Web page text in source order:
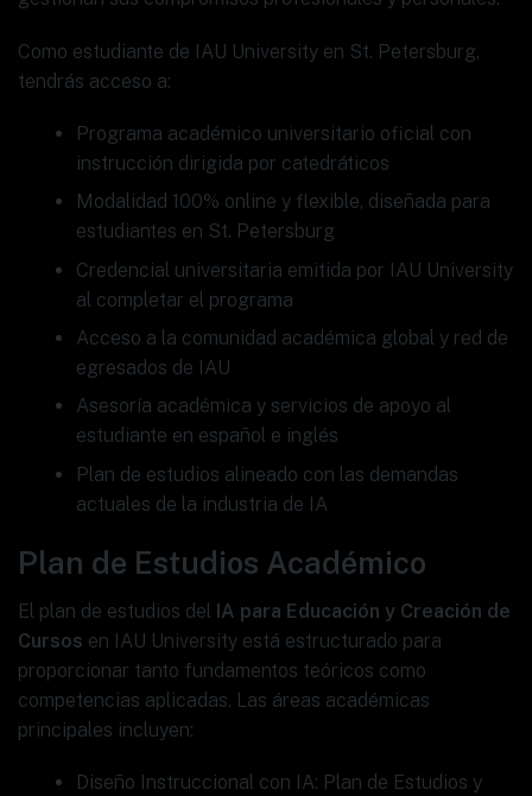
Como estudiante de IAU University en St. Petersburg,
tendrás acceso a:
Programa académico universitario oficial con
instrucción dirigida por catedráticos
Modalidad 100% online y flexible, diseñada para
estudiantes en St. Petersburg
Credencial universitaria emitida por IAU University
al completar el programa
Acceso a la comunidad académica global y red de
egresados de IAU
Asesoría académica y servicios de apoyo al
estudiante en español e inglés
Plan de estudios alineado con las demandas
actuales de la industria de IA
Plan de Estudios Académico
El plan de estudios del IA para Educación y Creación de
Cursos en IAU University está estructurado para
proporcionar tanto fundamentos teóricos como
competencias aplicadas. Las áreas académicas
principales incluyen:
Diseño Instruccional con IA: Plan de Estudios y